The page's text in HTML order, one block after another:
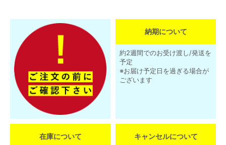
納期について
約2週間でのお受け渡し/発送を
予定
※お届け予定日を過ぎる場合が
ございます
在庫について キャンセルについて